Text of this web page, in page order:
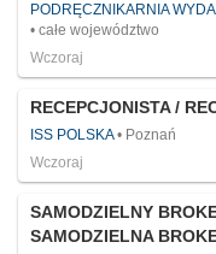
PODRĘCZNIKARNIA
całe województwo
Wczoraj
RECEPCJONISTA /
ISS POLSKA
Poznań
Wczoraj
SAMODZIELNY
SAMODZIELNA